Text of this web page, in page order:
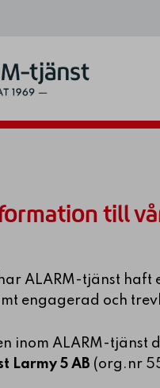
till
ALARM-tjänst haft
engagerad och
inom ALARM-tjänst
Larmy 5 AB (org.nr